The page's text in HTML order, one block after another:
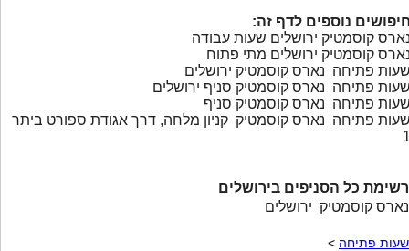
נוספים לדף זה:
קוסמטיק ירושלים שעות עבודה
קוסמטיק ירושלים מתי פתוח
פתיחה נארס קוסמטיק ירושלים
פתיחה נארס קוסמטיק סניף ירושלים
פתיחה נארס קוסמטיק סניף
פתיחה נארס קוסמטיק קניון מלחה, דרך אגודת ספורט ביתר
רשימת כל הסניפים בירושלים
נארס קוסמטיק ירושלים
שעות פתיחה >